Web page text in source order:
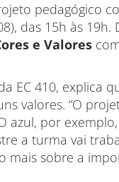
pedagógico
das 15h às
e Valores
EC 410, explica
valores. “O
azul, por
a turma vai
sobre a